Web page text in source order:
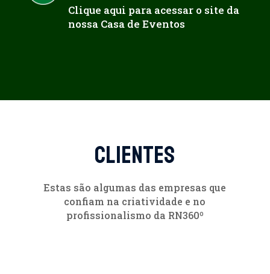
Clique aqui para acessar o site da
nossa Casa de Eventos
CLIENTES
Estas são algumas das empresas que
confiam na criatividade e no
profissionalismo da RN360º